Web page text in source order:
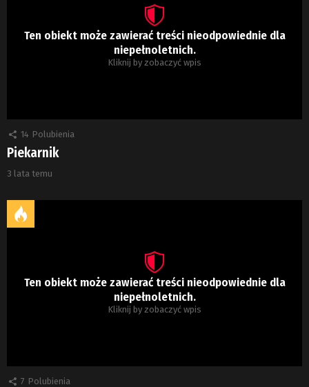
Ten obiekt może zawierać treści nieodpowiednie dla
niepełnoletnich.
Kliknij by zobaczyć wpis
14 Polubienia
Piekarnik
3 lata temu
Ten obiekt może zawierać treści nieodpowiednie dla
niepełnoletnich.
Kliknij by zobaczyć wpis
7 Polubienia